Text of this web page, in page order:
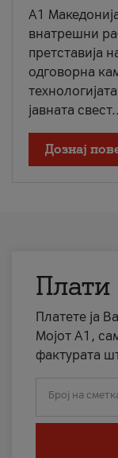
A1
внатрешни
претставија
одговорна
јавната
Дознај
Плати
Платете ја
Мојот А1,
фактурата
Број на